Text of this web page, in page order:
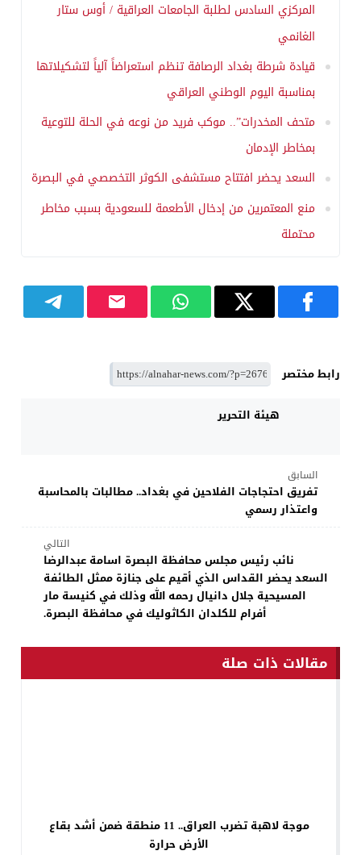
المركزي السادس لطلبة الجامعات العراقية / أوس ستار
الغانمي
قيادة شرطة بغداد الرصافة تنظم استعراضاً آلياً لتشكيلاتها
بمناسبة اليوم الوطني العراقي
متحف المخدرات”.. موكب فريد من نوعه في الحلة للتوعية
بمخاطر الإدمان
السعد يحضر افتتاح مستشفى الكوثر التخصصي في البصرة
منع المعتمرين من إدخال الأطعمة للسعودية بسبب مخاطر
محتملة
رابط مختصر
هيئة التحرير
السابق
تفريق احتجاجات الفلاحين في بغداد.. مطالبات بالمحاسبة
واعتذار رسمي
التالي
نائب رئيس مجلس محافظة البصرة اسامة عبدالرضا
السعد يحضر القداس الذي أقيم على جنازة ممثل الطائفة
المسيحية جلال دانيال رحمه الله وذلك في كنيسة مار
أفرام للكلدان الكاثوليك في محافظة البصرة.
مقالات ذات صلة
موجة لاهبة تضرب العراق.. 11 منطقة ضمن أشد بقاع
الأرض حرارة